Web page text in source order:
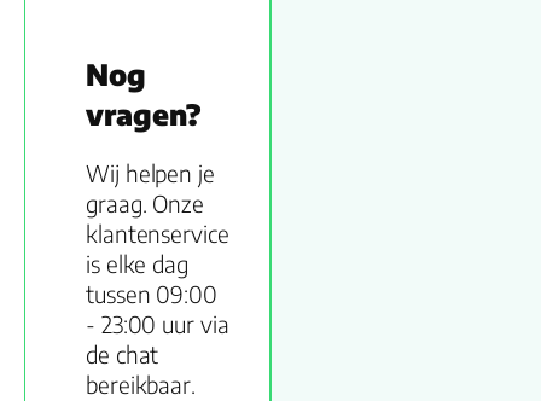
Nog
vragen?
Wij helpen je
graag. Onze
klantenservice
is elke dag
tussen 09:00
- 23:00 uur via
de chat
bereikbaar.